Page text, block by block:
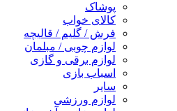
پوشاک
کالای خواب
فرش / گلیم / قالیچه
لوازم چوبی / مبلمان
لوازم برقی و گازی
اسباب بازی
سایر
لوازم ورزشی